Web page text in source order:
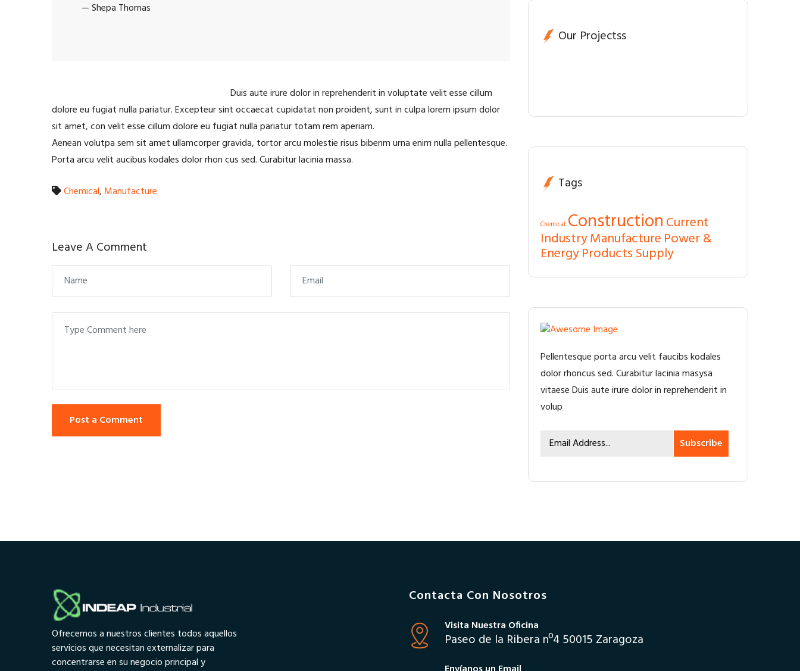
Our Projectss
Tags
Chemical Construction Current
IndustryManufacture Power &
EnergyProducts Supply
Pellentesque porta arcu velit faucibs kodales
dolor rhoncus sed. Curabitur lacinia masysa
vitaese Duis aute irure dolor in reprehenderit in
volup
Subscribe
— Shepa Thomas
Duis aute irure dolor in reprehenderit in voluptate velit esse cillum
dolore eu fugiat nulla pariatur. Excepteur sint occaecat cupidatat non proident, sunt in culpa lorem ipsum dolor
sit amet, con velit esse cillum dolore eu fugiat nulla pariatur totam rem aperiam.
Aenean volutpa sem sit amet ullamcorper gravida, tortor arcu molestie risus bibenm urna enim nulla pellentesque.
Porta arcu velit aucibus kodales dolor rhon cus sed. Curabitur lacinia massa.
Chemical, Manufacture
Leave A Comment
Post a Comment
Ofrecemos a nuestros clientes todos aquellos
servicios que necesitan externalizar para
concentrarse en su negocio principal y
Contacta Con Nosotros
Visita Nuestra Oficina
Paseo de la Ribera nº4 50015 Zaragoza